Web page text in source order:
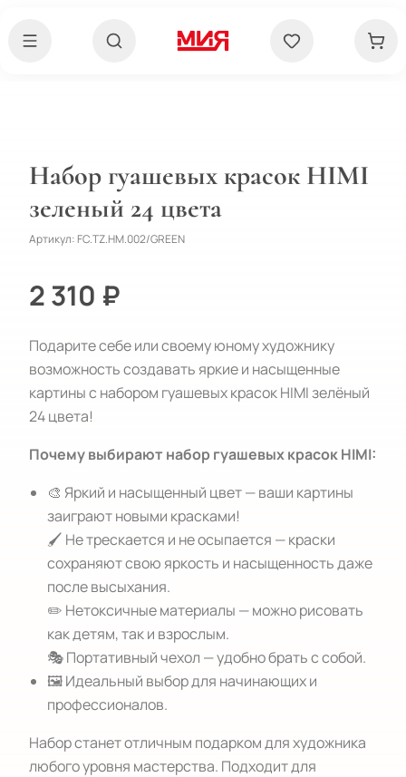
Набор гуашевых красок HIMI
зеленый 24 цвета
Артикул: FC.TZ.HM.002/GREEN
2 310 ₽
Подарите себе или своему юному художнику
возможность создавать яркие и насыщенные
картины с набором гуашевых красок HIMI зелёный
24 цвета!
Почему выбирают набор гуашевых красок HIMI:
🎨 Яркий и насыщенный цвет — ваши картины
заиграют новыми красками!
🖌️ Не трескается и не осыпается — краски
сохраняют свою яркость и насыщенность даже
после высыхания.
✏️ Нетоксичные материалы — можно рисовать
как детям, так и взрослым.
🎭 Портативный чехол — удобно брать с собой.
🖼️ Идеальный выбор для начинающих и
профессионалов.
Набор станет отличным подарком для художника
любого уровня мастерства. Подходит для